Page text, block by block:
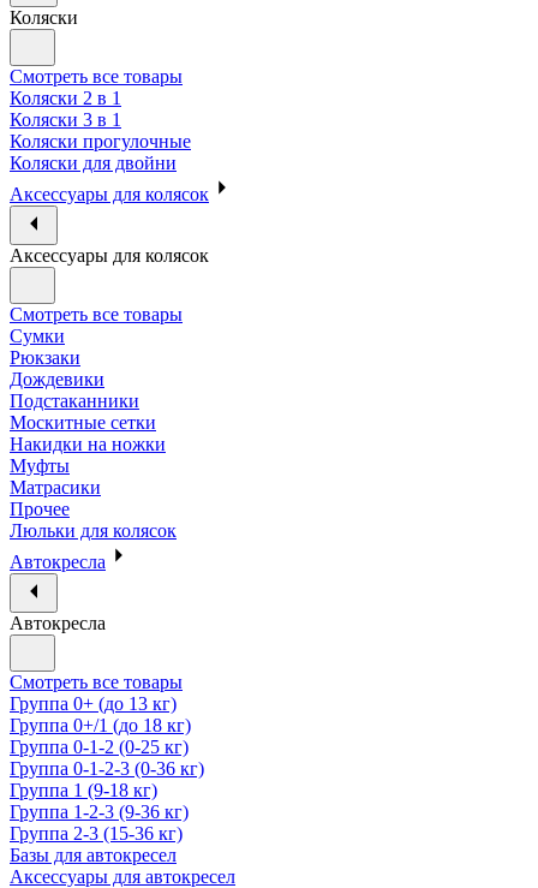
Коляски
Смотреть все товары
Коляски 2 в 1
Коляски 3 в 1
Коляски прогулочные
Коляски для двойни
Аксессуары для колясок
Аксессуары для колясок
Смотреть все товары
Сумки
Рюкзаки
Дождевики
Подстаканники
Москитные сетки
Накидки на ножки
Муфты
Матрасики
Прочее
Люльки для колясок
Автокресла
Автокресла
Смотреть все товары
Группа 0+ (до 13 кг)
Группа 0+/1 (до 18 кг)
Группа 0-1-2 (0-25 кг)
Группа 0-1-2-3 (0-36 кг)
Группа 1 (9-18 кг)
Группа 1-2-3 (9-36 кг)
Группа 2-3 (15-36 кг)
Базы для автокресел
Аксессуары для автокресел